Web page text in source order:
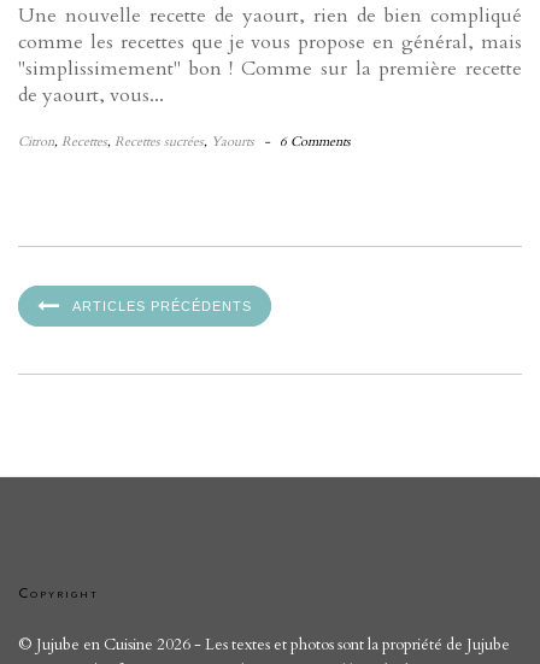
Une nouvelle recette de yaourt, rien de bien compliqué
comme les recettes que je vous propose en général, mais
"simplissimement" bon ! Comme sur la première recette
de yaourt, vous...
Citron, Recettes, Recettes sucrées, Yaourts - 6 Comments
ARTICLES PRÉCÉDENTS
Copyright
© Jujube en Cuisine 2026 - Les textes et photos sont la propriété de Jujube